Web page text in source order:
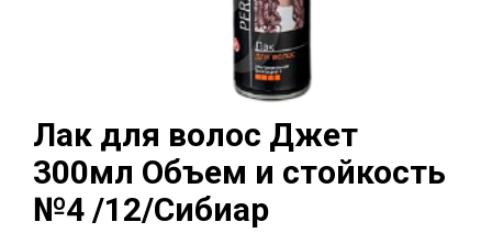
Лак для волос Джет
300мл Объем и стойкость
№4 /12/Сибиар